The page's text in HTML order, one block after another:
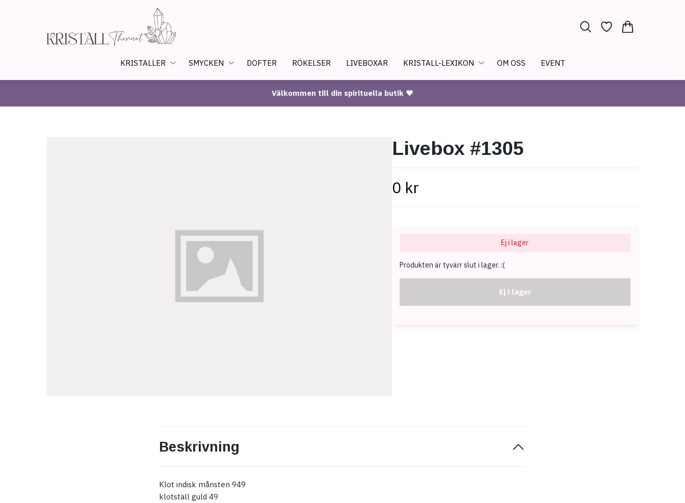
KRISTALLER SMYCKEN DOFTER RÖKELSER LIVEBOXAR KRISTALL-LEXIKON OM OSS EVENT
Välkommen till din spirituella butik ♥
Livebox #1305
0 kr
Ej i lager
Produkten är tyvärr slut i lager. :(
Ej i lager
Beskrivning
Klot indisk månsten 949
klotställ guld 49